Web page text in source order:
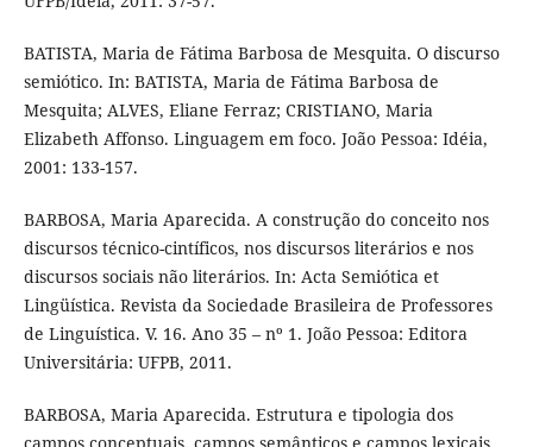
BATISTA, Maria de Fátima Barbosa de Mesquita. O discurso
semiótico. In: BATISTA, Maria de Fátima Barbosa de
Mesquita; ALVES, Eliane Ferraz; CRISTIANO, Maria
Elizabeth Affonso. Linguagem em foco. João Pessoa: Idéia,
2001: 133-157.
BARBOSA, Maria Aparecida. A construção do conceito nos
discursos técnico-cintíficos, nos discursos literários e nos
discursos sociais não literários. In: Acta Semiótica et
Lingüística. Revista da Sociedade Brasileira de Professores
de Linguística. V. 16. Ano 35 – nº 1. João Pessoa: Editora
Universitária: UFPB, 2011.
BARBOSA, Maria Aparecida. Estrutura e tipologia dos